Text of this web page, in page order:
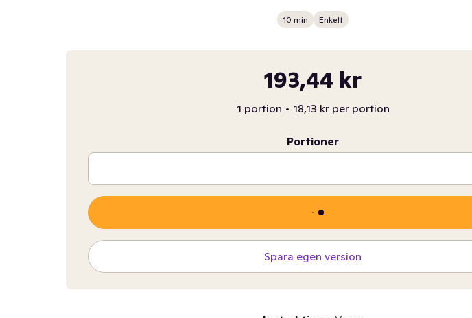
10 min Enkelt
193,44 kr
1 portion • 18,13 kr per portion
Portioner
Spara egen version